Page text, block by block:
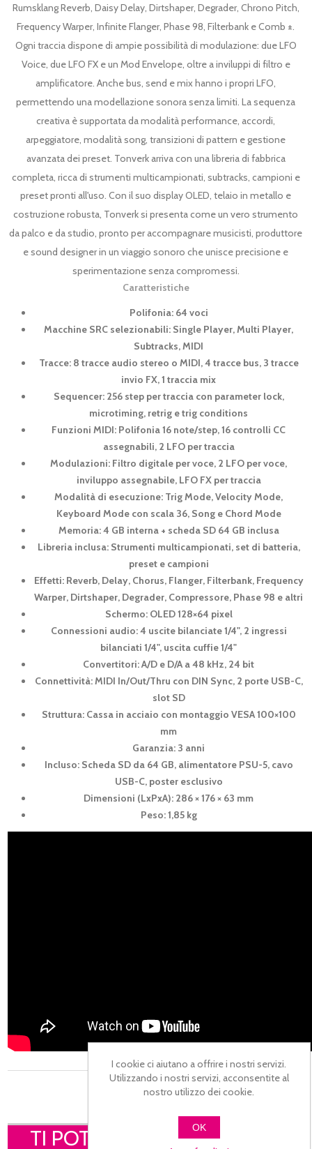
Rumsklang Reverb, Daisy Delay, Dirtshaper, Degrader, Chrono Pitch,
Frequency Warper, Infinite Flanger, Phase 98, Filterbank e Comb ±.
Ogni traccia dispone di ampie possibilità di modulazione: due LFO
Voice, due LFO FX e un Mod Envelope, oltre a inviluppi di filtro e
amplificatore. Anche bus, send e mix hanno i propri LFO,
permettendo una modellazione sonora senza limiti. La sequenza
creativa è supportata da modalità performance, accordi,
arpeggiatore, modalità song, transizioni di pattern e gestione
avanzata dei preset. Tonverk arriva con una libreria di fabbrica
completa, ricca di strumenti multicampionati, subtracks, campioni e
preset pronti all'uso. Con il suo display OLED, telaio in metallo e
costruzione robusta, Tonverk si presenta come un vero strumento
da palco e da studio, pronto per accompagnare musicisti, produttore
e sound designer in un viaggio sonoro che unisce precisione e
sperimentazione senza compromessi.
Caratteristiche
Polifonia: 64 voci
Macchine SRC selezionabili: Single Player, Multi Player,
Subtracks, MIDI
Tracce: 8 tracce audio stereo o MIDI, 4 tracce bus, 3 tracce
invio FX, 1 traccia mix
Sequencer: 256 step per traccia con parameter lock,
microtiming, retrig e trig conditions
Funzioni MIDI: Polifonia 16 note/step, 16 controlli CC
assegnabili, 2 LFO per traccia
Modulazioni: Filtro digitale per voce, 2 LFO per voce,
inviluppo assegnabile, LFO FX per traccia
Modalità di esecuzione: Trig Mode, Velocity Mode,
Keyboard Mode con scala 36, ​​​​Song e Chord Mode
Memoria: 4 GB interna + scheda SD 64 GB inclusa
Libreria inclusa: Strumenti multicampionati, set di batteria,
preset e campioni
Effetti: Reverb, Delay, Chorus, Flanger, Filterbank, Frequency
Warper, Dirtshaper, Degrader, Compressore, Phase 98 e altri
Schermo: OLED 128×64 pixel
Connessioni audio: 4 uscite bilanciate 1/4", 2 ingressi
bilanciati 1/4", uscita cuffie 1/4"
Convertitori: A/D e D/A a 48 kHz, 24 bit
Connettività: MIDI In/Out/Thru con DIN Sync, 2 porte USB-C,
slot SD
Struttura: Cassa in acciaio con montaggio VESA 100×100
mm
Garanzia: 3 anni
Incluso: Scheda SD da 64 GB, alimentatore PSU-5, cavo
USB-C, poster esclusivo
Dimensioni (LxPxA): 286 × 176 × 63 mm
Peso: 1,85 kg
TI POTREBBE INTERESSARE
I cookie ci aiutano a offrire i nostri servizi.
Utilizzando i nostri servizi, acconsentite al
nostro utilizzo dei cookie.
OK